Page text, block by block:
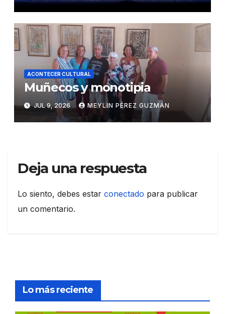
ACONTECER CULTURAL
Muñecos y monotipia
JUL 9, 2026 MEYLIN PÉREZ GUZMÁN
Deja una respuesta
Lo siento, debes estar conectado para publicar
un comentario.
Lo más reciente